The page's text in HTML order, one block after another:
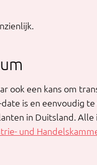
ook een kans om
is en eenvoudig te
in Duitsland.
und